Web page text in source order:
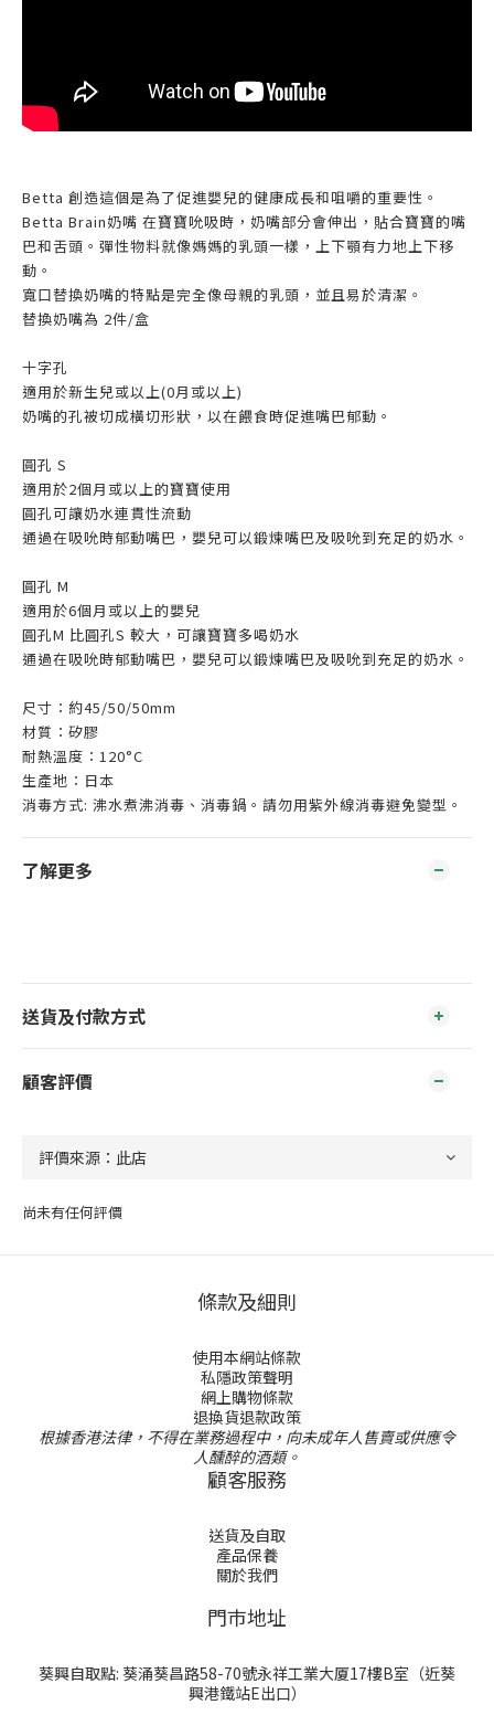
Betta 創造這個是為了促進嬰兒的健康成長和咀嚼的重要性。
Betta Brain奶嘴 在寶寶吮吸時，奶嘴部分會伸出，貼合寶寶的嘴
巴和舌頭。彈性物料就像媽媽的乳頭一樣，上下顎有力地上下移
動。
寬口替換奶嘴的特點是完全像母親的乳頭，並且易於清潔。
替換奶嘴為 2件/盒
十字孔
適用於新生兒或以上(0月或以上)
奶嘴的孔被切成橫切形狀，以在餵食時促進嘴巴郁動。
圓孔 S
適用於2個月或以上的寶寶使用
圓孔可讓奶水連貫性流動
通過在吸吮時郁動嘴巴，嬰兒可以鍛煉嘴巴及吸吮到充足的奶水。
圓孔 M
適用於6個月或以上的嬰兒
圓孔M 比圓孔S 較大，可讓寶寶多喝奶水
通過在吸吮時郁動嘴巴，嬰兒可以鍛煉嘴巴及吸吮到充足的奶水。
尺寸：約45/50/50mm
材質：矽膠
耐熱溫度：120°C
生產地：日本
消毒方式: 沸水煮沸消毒、消毒鍋。請勿用紫外線消毒避免變型。
了解更多
送貨及付款方式
顧客評價
尚未有任何評價
條款及細則
使用本網站條款
私隱政策聲明
網上購物條款
退換貨退款政策
根據香港法律，不得在業務過程中，向未成年人售賣或供應令
人醺醉的酒類。
顧客服務
送貨及自取
產品保養
關於我們
門巿地址
葵興自取點: 葵涌葵昌路58-70號永祥工業大厦17樓B室（近葵
興港鐵站E出口）